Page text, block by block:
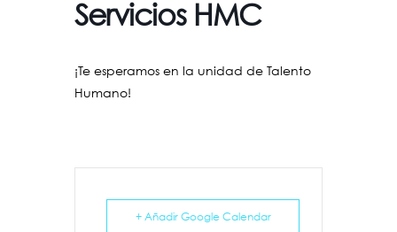
Servicios HMC
¡Te esperamos en la unidad de Talento
Humano!
+ Añadir Google Calendar